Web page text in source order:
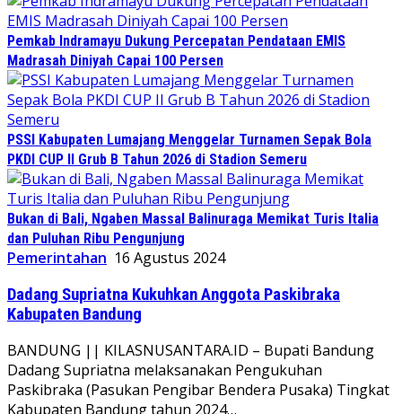
Pemkab Indramayu Dukung Percepatan Pendataan EMIS
Madrasah Diniyah Capai 100 Persen
PSSI Kabupaten Lumajang Menggelar Turnamen Sepak Bola
PKDI CUP II Grub B Tahun 2026 di Stadion Semeru
Bukan di Bali, Ngaben Massal Balinuraga Memikat Turis Italia
dan Puluhan Ribu Pengunjung
Pemerintahan 16 Agustus 2024
Dadang Supriatna Kukuhkan Anggota Paskibraka
Kabupaten Bandung
BANDUNG || KILASNUSANTARA.ID – Bupati Bandung
Dadang Supriatna melaksanakan Pengukuhan
Paskibraka (Pasukan Pengibar Bendera Pusaka) Tingkat
Kabupaten Bandung tahun 2024…